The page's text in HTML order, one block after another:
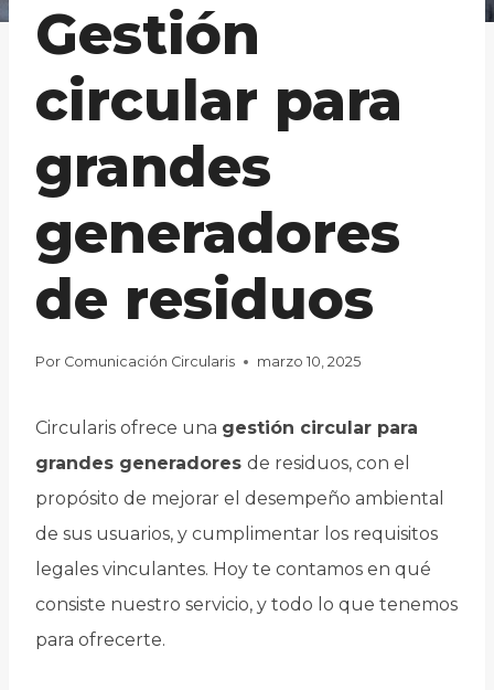
Gestión
circular para
grandes
generadores
de residuos
Por Comunicación Circularis marzo 10, 2025
Circularis ofrece una gestión circular para
grandes generadores de residuos, con el
propósito de mejorar el desempeño ambiental
de sus usuarios, y cumplimentar los requisitos
legales vinculantes. Hoy te contamos en qué
consiste nuestro servicio, y todo lo que tenemos
para ofrecerte.